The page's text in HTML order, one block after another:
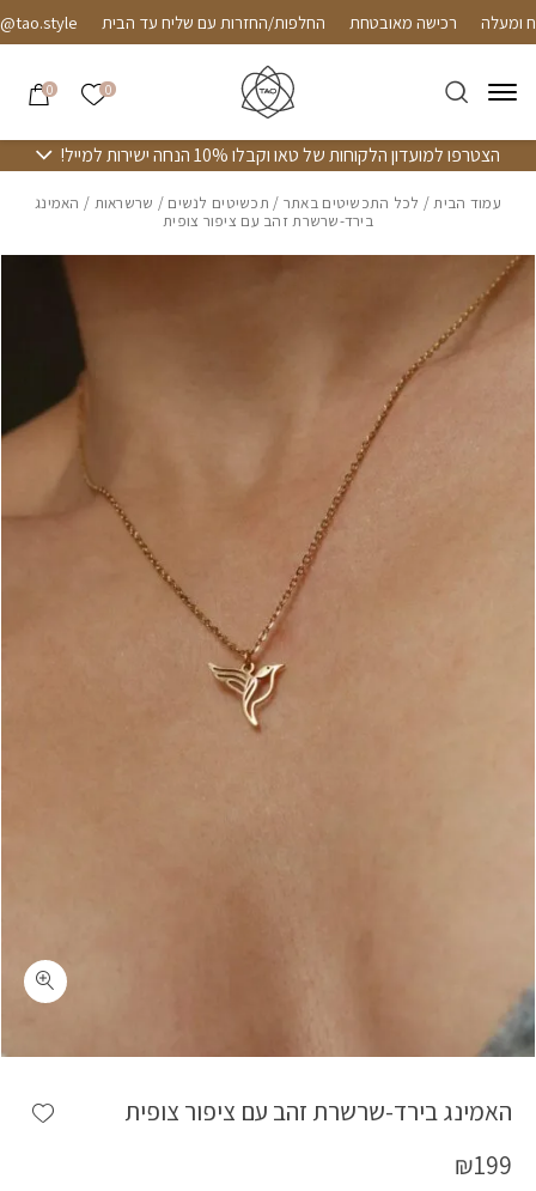
Skip to Contentרכישה מאובטחת החלפות/החזרות עם שליח עד הבית
0 הרשימה
0
הצטרפו למועדון הלקוחות של טאו וקבלו 10% הנחה ישירות למייל!
עמוד הבית/ לכל התכשיטים באתר / תכשיטים לנשים / שרשראות / האמינג
בירד-שרשרת זהב עם ציפור צופית
האמינג בירד-שרשרת זהב עם ציפור צופית
₪199
בחזרה למעלה